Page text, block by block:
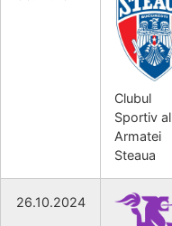
Clubul
Sportiv al
Armatei
Steaua
26.10.2024